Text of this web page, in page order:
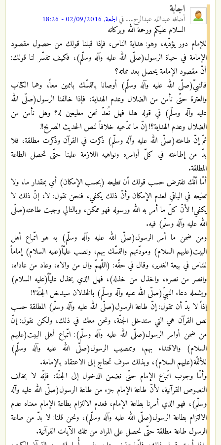
اجابة
أضافه عبدالله عبدالرح... فيالجمعة, 02/09/2016 - 18:26
السلام عليكم ورحمة الله وبركاته
للإمام دور يؤدّيه، وهو: هداية الناس، فإذا قبلنا قولك من حصول مقصود
الإمامة في حياة الرسول(صلّى الله عليه وآله وسلّم)، فكيف تفسّر لنا قولك:
أنّ مقصود الإمامة يحصل بعد مماته؟
فالنبيّ(صلّى الله عليه وآله وسلّم) أوصانا بالتمسّك باثنين معاً، وهما الكتاب
والعترة حتّى نأمن من الضلال وعدم الهداية، فإذا خالفنا الرسول(صلّى الله
عليه وآله وسلّم) في قوله هذا فهل نُعدّ نحن مطيعين له؟ وهل نأمن من
الضلال وعدم الهداية؟! إنّ ما تدّعيه خلافاً لنص الحديث الصريح!!
ثمّ إنّ طاعته(صلّى الله عليه وآله وسلّم) ذكرت في القرآن وذكرت مطلقة، فلا
بدّ من إطاعته في كلّ أوامره ونواهيه اللازمة علينا حتّى تحصل الطاعة
المطلقة.
أمّا أنّك تفترض حسب قولك أن تطيعه (بحسب الإمكان) أي بمقدار ما، ولا
تطيعه في الباقي لعدم الإمكان وأنّ ذلك يكفي، فنحن نقول: لا، إنّ ذلك لا
يكفي! لأنّ كلّ ما أمر به الله ورسوله فهو ممكن، وبالتالي وجبت طاعته(صلّى
الله عليه وآله وسلّم) فيه.
ومن ضمن ما أمر الرسول(صلّى الله عليه وآله وسلّم) به هو اتّباع أهل
البيت(عليهم السلام) ومودّتهم والتمسّك بهم، ونصب عليّاً(عليه السلام) إماماً
للناس في بيعة الغدير، وقال في حقّه: (اللّهمّ وال من والاه، وعاد من عاداه،
وانصر من نصره، واخذل من خذله)، فهل الذي يخذل عليّاً(عليه السلام)
ويشمله دعاء النبيّ(صلّى الله عليه وآله وسلّم) بالخذلان سيدخل الجنّة؟!
إذاً لا بدّ أن تقول: إنّ طاعة الرسول(صلّى الله عليه وآله وسلّم) المطلقة حسب
نص القرآن هي التي ستدخل الجنّة، ونحن معك في ذلك، ولكن نقول: إنّ
من ضمن أوامر الرسول(صلّى الله عليه وآله وسلّم): اتّباع أهل البيت(عليهم
السلام) والاقتداء بهم، وتنصيب الرسول(صلّى الله عليه وآله وسلّم)
للأئمّة(عليهم السلام)، وبذلك سوف تحتاج إلى الاعتقاد بالإمامة.
وأمّا وجوب اتّباع الإمام حتّى نضمن الدخول إلى الجنّة، فإنّه لا يخالف
النصوص القرآنية؛ لأنّ طاعة الإمام جزء من طاعة الرسول(صلّى الله عليه وآله
وسلّم)، فهو الذي أمرنا بطاعة الإمام، فعدم الالتزام بطاعة الإمام معناه عدم
الالتزام بطاعة الرسول(صلّى الله عليه وآله وسلّم)، ونحن قلنا: لا بدّ من طاعة
الرسول طاعة مطلقة حتّى نحصل على المراد من تلك الآيات القرآنية.